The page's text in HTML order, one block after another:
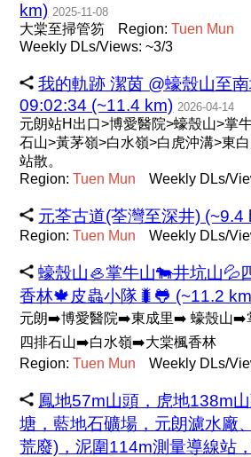
km) 2025-11-08
大棠至掃管笏 Region:Tuen Mun
Weekly DLs/Views: ~3/3
我的軌跡 潔茵 @蠔殼山至
09:02:34 (~11.4 km) 2026-04-14
元朗站H出口>博愛醫院>蠔殼山>掌
石山>黃茅嶺>白水嶺>白虎沖溝>東
站散。
Region:Tuen Mun Weekly DLs/
元荃古道(荃灣至深井) (~9.4
Region:Tuen Mun Weekly DLs/
蠔殼山🦪掌牛山🐄井坑山💦
香林🍁皮蟲小隊🐛🐸 (~11.2
元朗➡️博愛醫院➡️東成里➡️ 蠔殼山
四排石山➡️白水嶺➡️大棠楓香林
Region:Tuen Mun Weekly DLs/
鳳地57m山頭，虎地138m
塘，藍地石礦場，元朗濾水廠
荒廢)，泥圍114m測量導線站